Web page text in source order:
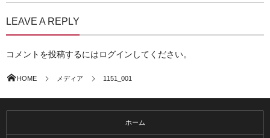
LEAVE A REPLY
コメントを投稿するにはログイン してください。
HOME メディア 1151_001
ホーム